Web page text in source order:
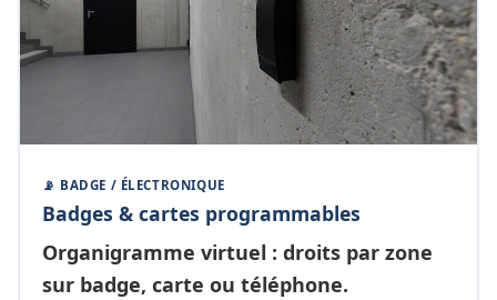
📡 BADGE / ÉLECTRONIQUE
Badges & cartes programmables
Organigramme virtuel : droits par zone
sur badge, carte ou téléphone.